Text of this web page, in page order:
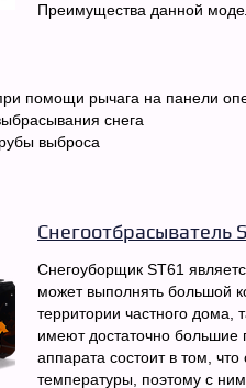
Преимущества данной
помощи рычага на панели
снега
выброса
Снегоотбрасыватель
Снегоуборщик ST61
может выполнять большой
территории частного дома,
имеют достаточно большие
аппарата состоит в том,
температуры, поэтому с